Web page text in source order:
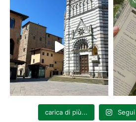
carica di più...